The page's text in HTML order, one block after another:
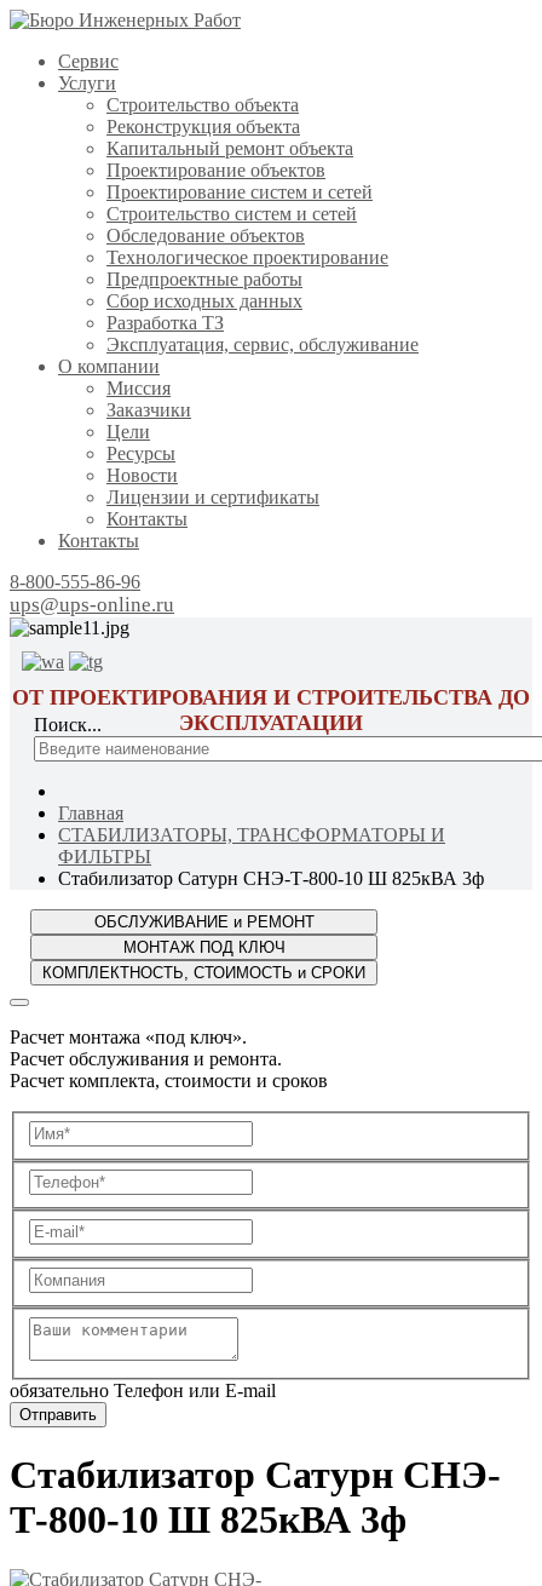
Сервис
Услуги
Строительство объекта
Реконструкция объекта
Капитальный ремонт объекта
Проектирование объектов
Проектирование систем и сетей
Строительство систем и сетей
Обследование объектов
Технологическое проектирование
Предпроектные работы
Сбор исходных данных
Разработка ТЗ
Эксплуатация, сервис, обслуживание
О компании
Миссия
Заказчики
Цели
Ресурсы
Новости
Лицензии и сертификаты
Контакты
Контакты
8-800-555-86-96
ups@ups-online.ru
ОТ ПРОЕКТИРОВАНИЯ И СТРОИТЕЛЬСТВА ДО
ЭКСПЛУАТАЦИИ
Поиск...
Главная
СТАБИЛИЗАТОРЫ, ТРАНСФОРМАТОРЫ И
ФИЛЬТРЫ
Стабилизатор Сатурн СНЭ-Т-800-10 Ш 825кВА 3ф
Расчет монтажа «под ключ».
Расчет обслуживания и ремонта.
Расчет комплекта, стоимости и сроков
обязательно Телефон или E-mail
Стабилизатор Сатурн СНЭ-
Т-800-10 Ш 825кВА 3ф